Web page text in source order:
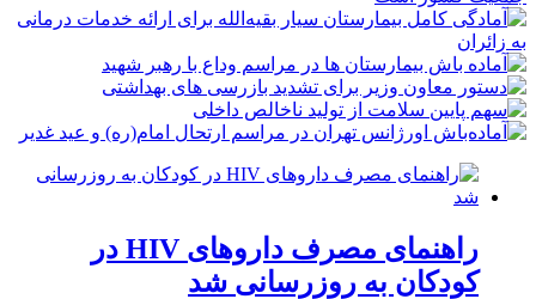
راهنمای مصرف داروهای HIV در
کودکان به روزرسانی شد